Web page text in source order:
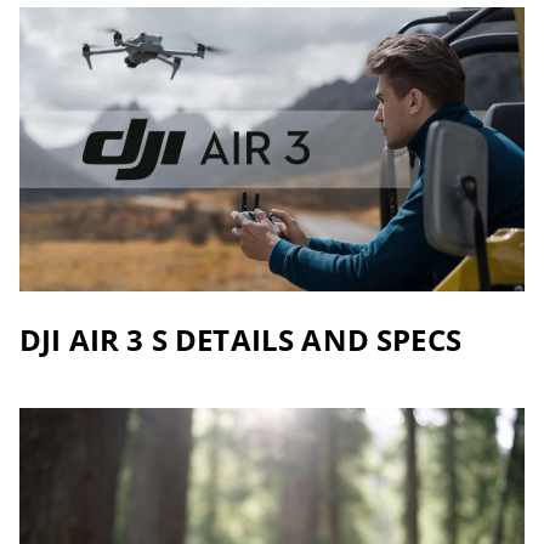
DJI AIR 3 S DETAILS AND SPECS